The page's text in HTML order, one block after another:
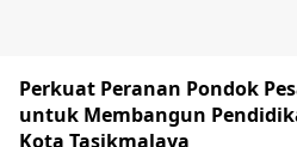
Perkuat Peranan Pondok
untuk Membangun
Kota Tasikmalaya ‎